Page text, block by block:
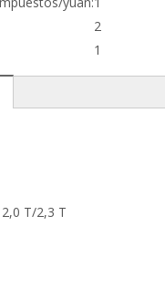
2
1
T/2,3 T